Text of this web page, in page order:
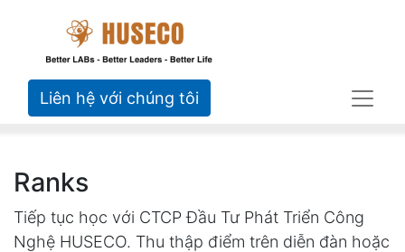
Liên hệ với chúng tôi
Ranks
Tiếp tục học với CTCP Đầu Tư Phát Triển Công
Nghệ HUSECO. Thu thập điểm trên diễn đàn hoặc